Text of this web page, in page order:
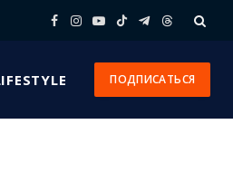
Facebook
Instagram
YouTube
TikTokTelegram
Threads
ПОДПИСАТЬСЯ